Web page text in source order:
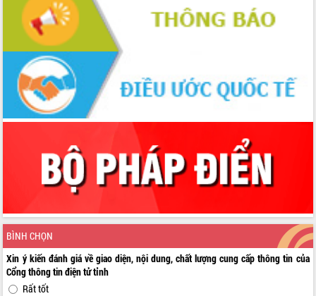
BÌNH CHỌN
Xin ý kiến đánh giá về giao diện, nội dung, chất lượng cung cấp thông tin của
Cổng thông tin điện tử tỉnh
Rất tốt